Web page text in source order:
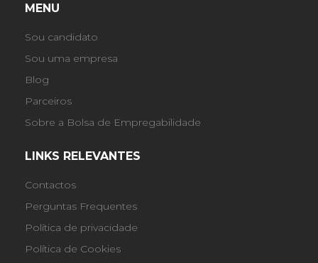
MENU
Sou candidato
Sou uma empresa
Blog
Parceiros
Sobre a Bolsa de Empregabilidade
LINKS RELEVANTES
Contactos
Perguntas Frequentes
Política de privacidade
Política de Cookies